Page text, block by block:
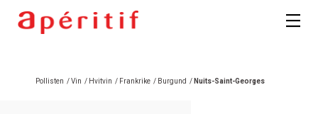
Pollisten /Vin / Hvitvin / Frankrike / Burgund / Nuits-Saint-Georges